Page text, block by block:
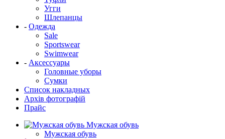
Угги
Шлепанцы
- Одежда
Sale
Sportswear
Swimwear
- Аксессуары
Головные уборы
Сумки
Список накладных
Архів фотографій
Прайс
Мужская обувь
Мужская обувь